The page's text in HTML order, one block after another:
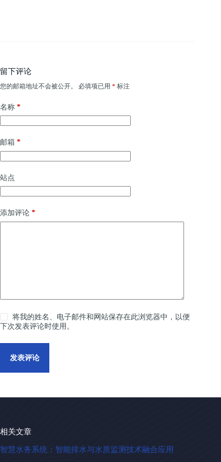
留下评论
您的邮箱地址不会被公开。 必填项已用 * 标注
名称 *
邮箱 *
站点
添加评论 *
将我的姓名、电子邮件和网站保存在此浏览器中，以便
下次发表评论时使用。
发表评论
相关文章
智慧水务系统：智能排水与水质监测技术融合应用